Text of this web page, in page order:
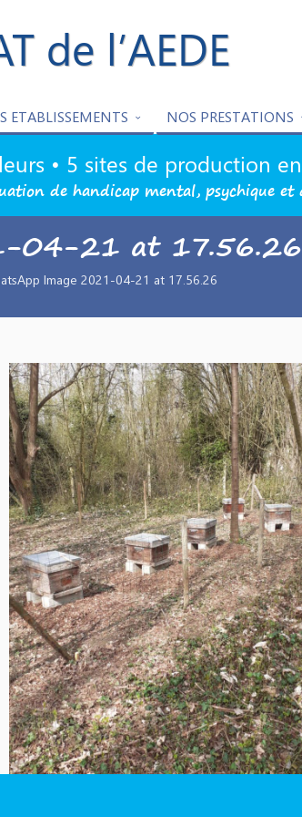
de l’AEDE
ETABLISSEMENTS NOS PRESTATIONS
• 5 sites de production
de handicap mental, psychique
04-21 at 17.56.26
Image 2021-04-21 at 17.56.26